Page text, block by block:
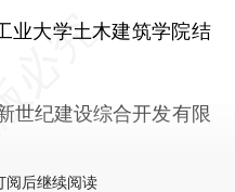
大学土木建筑学院结
纪建设综合开发有限
阅后继续阅读